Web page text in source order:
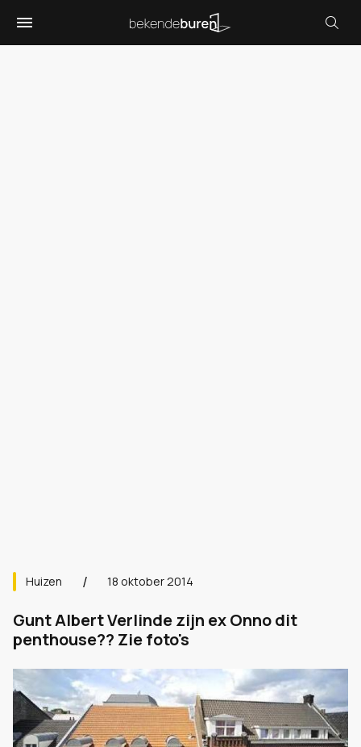
Huizen 18 oktober 2014
Gunt Albert Verlinde zijn ex Onno dit
penthouse?? Zie foto's